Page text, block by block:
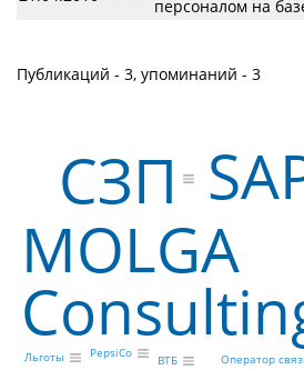
персоналом на
Публикаций - 3, упоминаний - 3
MOLGA
СЗП
PepsiCo ВТБ
Оператор
Льготы